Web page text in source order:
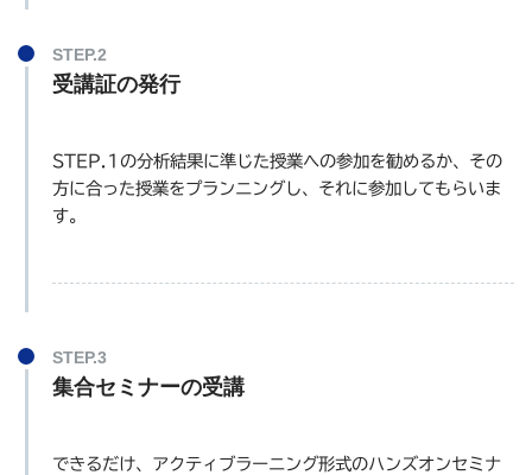
STEP.2
受講証の発行
STEP.1の分析結果に準じた授業への参加を勧めるか、その
方に合った授業をプランニングし、それに参加してもらいま
す。
STEP.3
集合セミナーの受講
できるだけ、アクティブラーニング形式のハンズオンセミナ